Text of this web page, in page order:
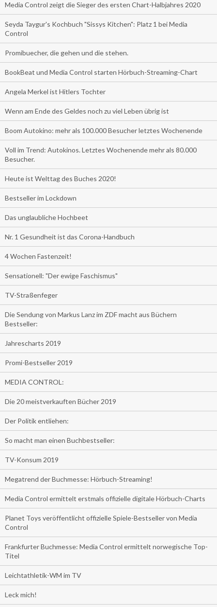
Media Control zeigt die Sieger des ersten Chart-Halbjahres 2020
Seyda Taygur's Kochbuch "Sissys Kitchen": Platz 1 bei Media
Control
Promibuecher, die gehen und die stehen.
BookBeat und Media Control starten Hörbuch-Streaming-Chart
Angela Merkel ist Hitlers Tochter
Wenn am Ende des Geldes noch zu viel Leben übrig ist
Boom Autokino: mehr als 100.000 Besucher letztes Wochenende
Voll im Trend: Autokinos. Letztes Wochenende mehr als 80.000
Besucher.
Heute ist Welttag des Buches 2020!
Bestseller im Lockdown
Das unglaubliche Hochbeet
Nr. 1 Gesundheit ist das Corona-Handbuch
4 Wochen Fastenzeit!
Sensationell: "Der ewige Faschismus"
TV-Straßenfeger
Die Sendung von Markus Lanz im ZDF macht aus Büchern
Bestseller:
Jahrescharts 2019
Promi-Bestseller 2019
MEDIA CONTROL:
Die 20 meistverkauften Bücher 2019
Der Politik entliehen:
So macht man einen Buchbestseller:
TV-Konsum 2019
Megatrend der Buchmesse: Hörbuch-Streaming!
Media Control ermittelt erstmals offizielle digitale Hörbuch-Charts
Planet Toys veröffentlicht offizielle Spiele-Bestseller von Media
Control
Frankfurter Buchmesse: Media Control ermittelt norwegische Top-
Titel
Leichtathletik-WM im TV
Leck mich!